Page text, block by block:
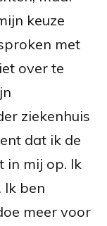
keuze
met
over te
ziekenhuis
dat ik de
in mij op. Ik
Ik ben
meer voor